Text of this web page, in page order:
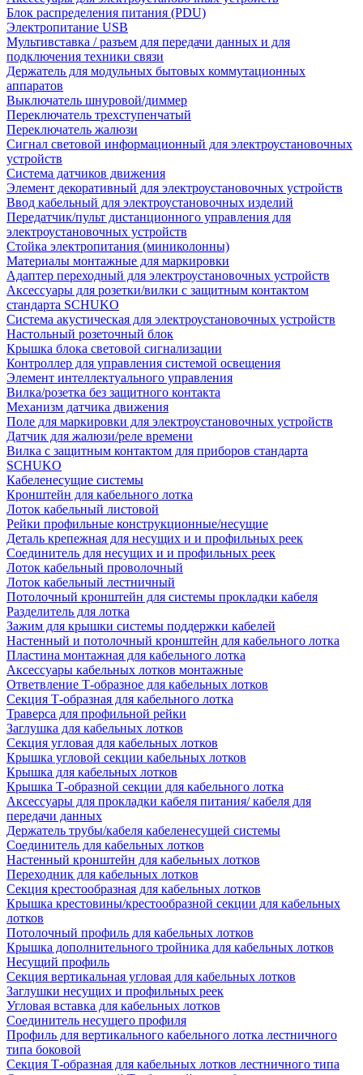
Блок распределения питания (PDU)
Электропитание USB
Мультивставка / разъем для передачи данных и для
подключения техники связи
Держатель для модульных бытовых коммутационных
аппаратов
Выключатель шнуровой/диммер
Переключатель трехступенчатый
Переключатель жалюзи
Сигнал световой информационный для электроустановочных
устройств
Система датчиков движения
Элемент декоративный для электроустановочных устройств
Ввод кабельный для электроустановочных изделий
Передатчик/пульт дистанционного управления для
электроустановочных устройств
Стойка электропитания (миниколонны)
Материалы монтажные для маркировки
Адаптер переходный для электроустановочных устройств
Аксессуары для розетки/вилки с защитным контактом
стандарта SCHUKO
Система акустическая для электроустановочных устройств
Настольный розеточный блок
Крышка блока световой сигнализации
Контроллер для управления системой освещения
Элемент интеллектуального управления
Вилка/розетка без защитного контакта
Механизм датчика движения
Поле для маркировки для электроустановочных устройств
Датчик для жалюзи/реле времени
Вилка с защитным контактом для приборов стандарта
SCHUKO
Кабеленесущие системы
Кронштейн для кабельного лотка
Лоток кабельный листовой
Рейки профильные конструкционные/несущие
Деталь крепежная для несущих и и профильных реек
Соединитель для несущих и и профильных реек
Лоток кабельный проволочный
Лоток кабельный лестничный
Потолочный кронштейн для системы прокладки кабеля
Разделитель для лотка
Зажим для крышки системы поддержки кабелей
Настенный и потолочный кронштейн для кабельного лотка
Пластина монтажная для кабельного лотка
Аксессуары кабельных лотков монтажные
Ответвление Т-образное для кабельных лотков
Секция Т-образная для кабельного лотка
Траверса для профильной рейки
Заглушка для кабельных лотков
Секция угловая для кабельных лотков
Крышка угловой секции кабельных лотков
Крышка для кабельных лотков
Крышка Т-образной секции для кабельного лотка
Аксессуары для прокладки кабеля питания/ кабеля для
передачи данных
Держатель трубы/кабеля кабеленесущей системы
Соединитель для кабельных лотков
Настенный кронштейн для кабельных лотков
Переходник для кабельных лотков
Секция крестообразная для кабельных лотков
Крышка крестовины/крестообразной секции для кабельных
лотков
Потолочный профиль для кабельных лотков
Крышка дополнительного тройника для кабельных лотков
Несущий профиль
Секция вертикальная угловая для кабельных лотков
Заглушки несущих и профильных реек
Угловая вставка для кабельных лотков
Соединитель несущего профиля
Профиль для вертикального кабельного лотка лестничного
типа боковой
Секция Т-образная для кабельных лотков лестничного типа